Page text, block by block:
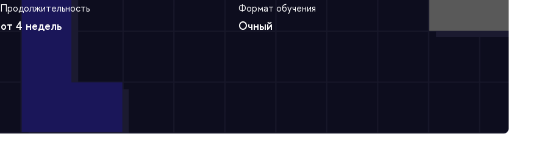
Продолжительность
от 4 недель
Формат обучения
Очный